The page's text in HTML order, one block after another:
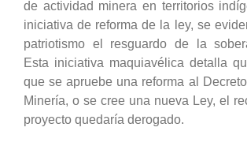
de actividad minera en territorios
iniciativa de reforma de la ley, se
patriotismo el resguardo de la
Esta iniciativa maquiavélica detalla
que se apruebe una reforma al
Minería, o se cree una nueva Ley, el
proyecto quedaría derogado.